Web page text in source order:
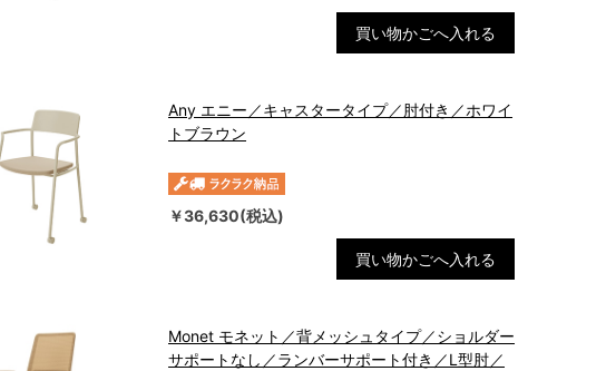
買い物かごへ入れる
Any エニー／キャスタータイプ／肘付き／ホワイ
トブラウン
￥36,630(税込)
買い物かごへ入れる
Monet モネット／背メッシュタイプ／ショルダー
サポートなし／ランバーサポート付き／L型肘／